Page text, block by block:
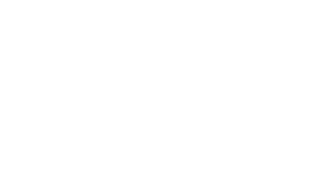
de l'enfant adopté,
une seule fois et varie en fonction des revenus de la
les plus modestes.
remplir une